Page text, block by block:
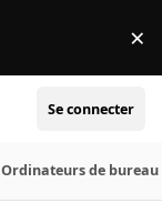
×
Se connecter
Ordinateurs de bureau